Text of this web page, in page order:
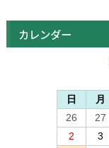
カレンダー
日 月
26
27
2
3